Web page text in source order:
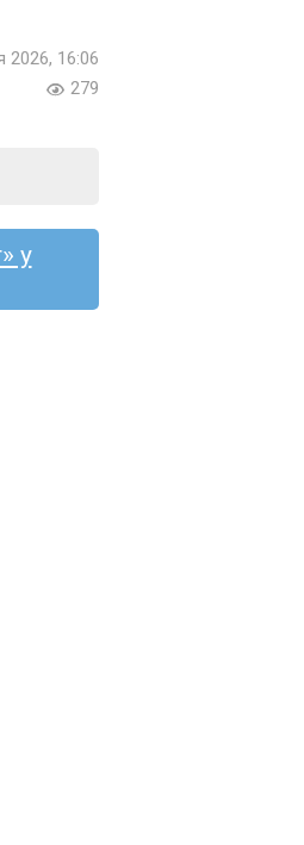
2026, 16:06
279
у